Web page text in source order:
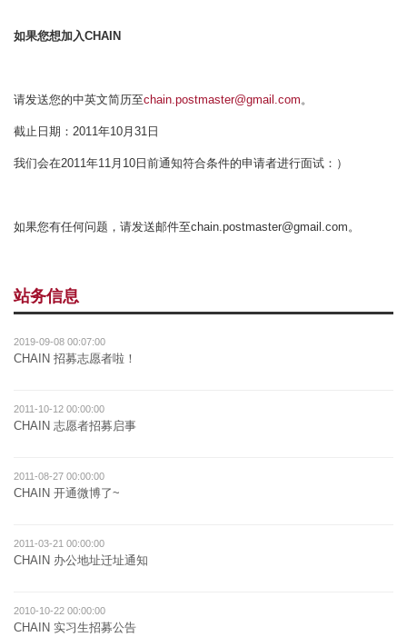
如果您想加入CHAIN
请发送您的中英文简历至chain.postmaster@gmail.com。
截止日期：2011年10月31日
我们会在2011年11月10日前通知符合条件的申请者进行面试：）
如果您有任何问题，请发送邮件至chain.postmaster@gmail.com。
站务信息
2019-09-08 00:07:00
CHAIN 招募志愿者啦！
2011-10-12 00:00:00
CHAIN 志愿者招募启事
2011-08-27 00:00:00
CHAIN 开通微博了~
2011-03-21 00:00:00
CHAIN 办公地址迁址通知
2010-10-22 00:00:00
CHAIN 实习生招募公告